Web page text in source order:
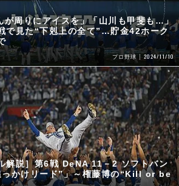
が周りにアイスを」「山川も甲斐も…」
で見た“下剋上の全て”…貯金42ホーク
プロ野球 2024/11/10
解説］第6戦 DeNA 11－2 ソフトバン
っかけリード”」～権藤博の“Kill or be